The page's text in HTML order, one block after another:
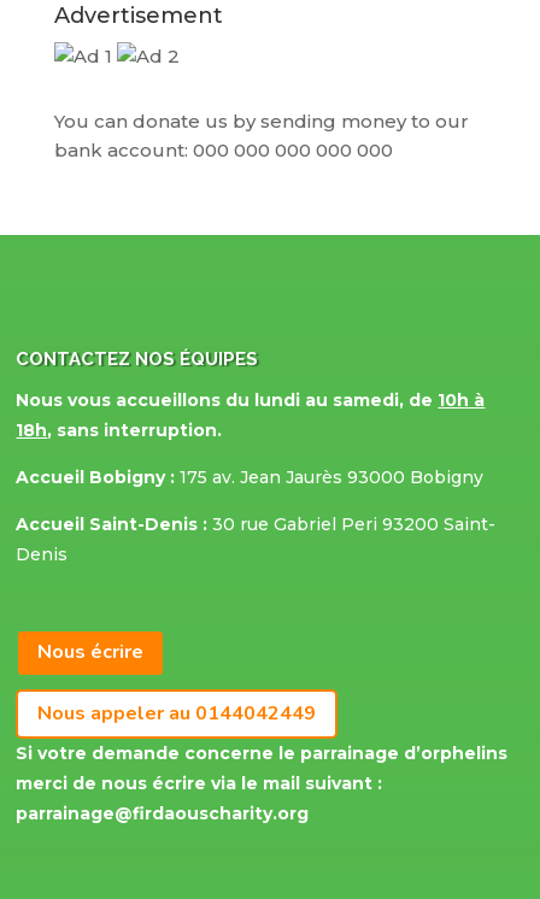
Advertisement
You can donate us by sending money to our
bank account: 000 000 000 000 000
CONTACTEZ NOS ÉQUIPES
Nous vous accueillons du lundi au samedi, de 10h à
18h, sans interruption.
Accueil Bobigny :175 av. Jean Jaurès 93000 Bobigny
Accueil Saint-Denis :30 rue Gabriel Peri 93200 Saint-
Denis
Nous écrire
Nous appeler au 0144042449
Si votre demande concerne le parrainage d’orphelins
merci de nous écrire via le mail suivant :
parrainage@firdaouscharity.org